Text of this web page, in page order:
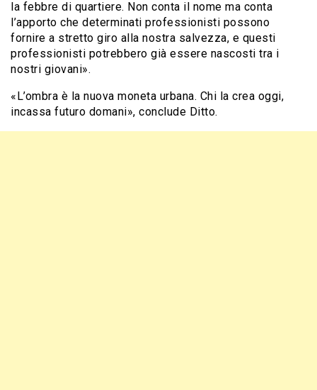
la febbre di quartiere. Non conta il nome ma conta
l’apporto che determinati professionisti possono
fornire a stretto giro alla nostra salvezza, e questi
professionisti potrebbero già essere nascosti tra i
nostri giovani».
«L’ombra è la nuova moneta urbana. Chi la crea oggi,
incassa futuro domani», conclude Ditto.